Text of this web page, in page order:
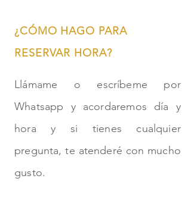
¿CÓMO HAGO PARA
RESERVAR HORA?
Llámame o escríbeme por
Whatsapp y acordaremos día y
hora y si tienes cualquier
pregunta, te atenderé con mucho
gusto.